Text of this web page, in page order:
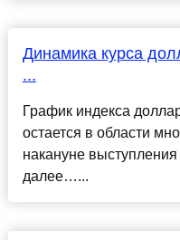
Динамика курса
...
График индекса
остается в области
накануне
далее…...